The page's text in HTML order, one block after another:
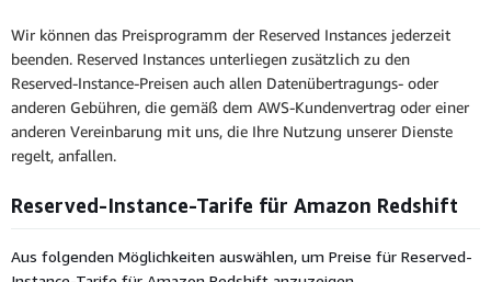
Wir können das Preisprogramm der Reserved Instances jederzeit
beenden. Reserved Instances unterliegen zusätzlich zu den
Reserved-Instance-Preisen auch allen Datenübertragungs- oder
anderen Gebühren, die gemäß dem AWS-Kundenvertrag oder einer
anderen Vereinbarung mit uns, die Ihre Nutzung unserer Dienste
regelt, anfallen.